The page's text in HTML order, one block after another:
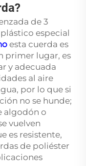
de 3
especial
esta cuerda es
primer lugar, es
y adecuada
al aire
por lo que si
no se hunde;
algodón o
vuelven
es resistente,
de poliéster